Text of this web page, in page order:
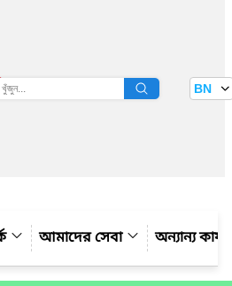
তথ্য বাতায়ন BN
আমাদের সেবা অন্যান্য